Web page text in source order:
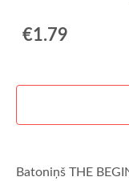
€1.79
Batoniņš THE